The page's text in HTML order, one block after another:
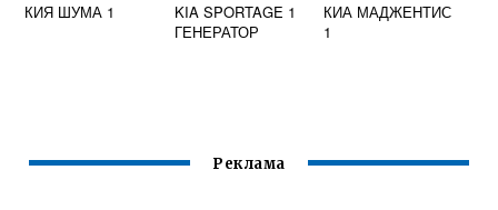
КИЯ ШУМА 1
KIA SPORTAGE 1
ГЕНЕРАТОР
КИА МАДЖЕНТИС
1
Реклама